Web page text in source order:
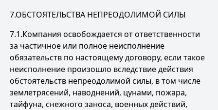
7.ОБСТОЯТЕЛЬСТВА НЕПРЕОДОЛИМОЙ СИЛЫ
7.1.Компания освобождается от ответственности
за частичное или полное неисполнение
обязательств по настоящему договору, если такое
неисполнение произошло вследствие действия
обстоятельств непреодолимой силы, в том числе
землетрясений, наводнений, цунами, пожара,
тайфуна, снежного заноса, военных действий,